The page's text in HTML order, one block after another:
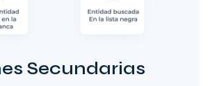
Secundarias